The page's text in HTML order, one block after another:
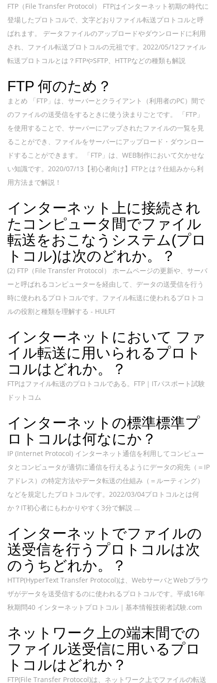
FTP（File Transfer Protocol） FTPはインターネット初期の時代に
登場したプロトコルで、文字どおりファイル転送プロトコルと呼
ばれます。 データファイルのアップロードやダウンロードに利用
され、ファイル転送プロトコルの元祖です。2022/05/12ファイル
転送プロトコルとは？FTPやSFTP、HTTPなどの種類も解説
FTP 何のため？
まとめ 「FTP」は、サーバーとクライアント（利用者のPC）間で
のファイルの送受信をするときに使う決まりごとです。 「FTP」
を使用することで、サーバーにアップされたファイルの一覧を見
ることができ、ファイルをサーバーにアップロード・ダウンロー
ドすることができます。 「FTP」は、WEB制作において欠かせな
い知識です。2020/07/13【初心者向け】FTPとは？仕組みから利
用方法まで解説！
インターネット上に接続され
たコンピュータ間でファイル
転送をおこなうシステム(プロ
トコル)は次のどれか。？
(2) FTP（File Transfer Protocol） ホームページの更新や、サーバ
ーと呼ばれるコンピューターを経由して、データの送受信を行う
時に使われるプロトコルです。ファイル転送に使われるプロトコ
ルの役割と種類を理解する - HULFT
インターネットにおいて ファ
イル転送に用いられるプロト
コルはどれか。？
FTPはファイル転送のプロトコルである。FTP｜ITパスポート試験
ドットコム
インターネットの標準標準プ
ロトコルは何なにか？
IP (Internet Protocol) インターネット通信を利用してコンピュー
タとコンピュータが適切に通信を行えるようにデータの宛先（＝IP
アドレス）の特定方法やデータ転送の仕組み（＝ルーティング）
などを規定したプロトコルです。2022/03/04プロトコルとは何
か？IT初心者にもわかりやすく3分で解説 ...
インターネットでファイルの
送受信を行うプロトコルは次
のうちどれか。？
HTTP(HyperText Transfer Protocol)は、WebサーバとWebブラウ
ザがデータを送受信するのに使われるプロトコルです。平成16年
秋期問40 インターネットプロトコル｜基本情報技術者試験.com
ネットワーク上の端末間での
ファイル送受信に用いるプロ
トコルはどれか？
FTP(File Transfer Protocol)は、ネットワーク上でファイルの転送